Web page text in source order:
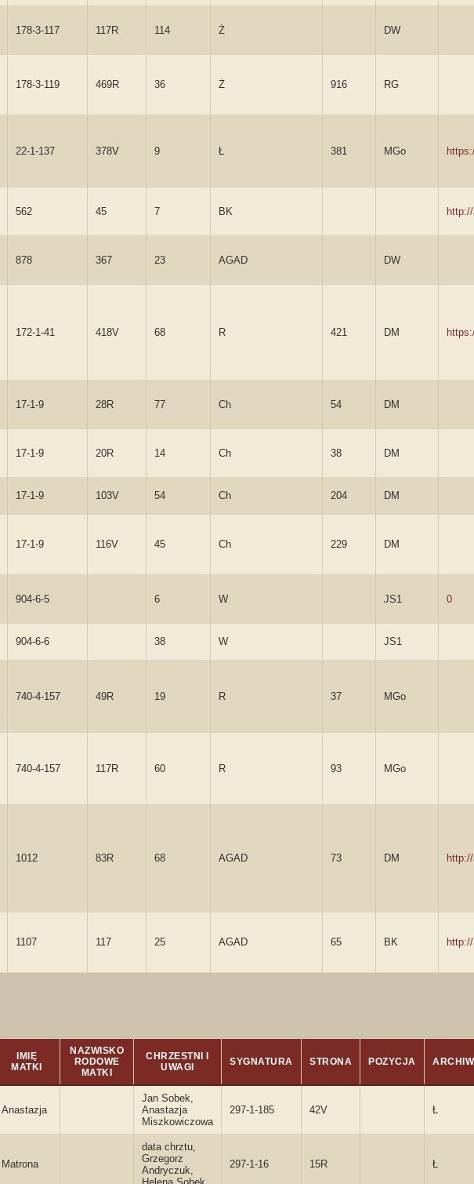
178-3-117 117R 114 Ż DW
178-3-119 469R 36 Ż 916 RG
22-1-137 378V 9 Ł 381 MGo
562 45 7 BK
878 367 23 AGAD DW
172-1-41 418V 68 R 421 DM
17-1-9 28R 77 Ch 54 DM
17-1-9 20R 14 Ch 38 DM
17-1-9 103V 54 Ch 204 DM
17-1-9 116V 45 Ch 229 DM
904-6-5 6 W JS1 0
904-6-6 38 W JS1
740-4-157 49R 19 R 37 MGo
740-4-157 117R 60 R 93 MGo
1012 83R 68 AGAD 73 DM
1107 117 25 AGAD 65 BK
IMIĘ
MATKI
NAZWISKO
RODOWE
MATKI
CHRZESTNI I
UWAGI
SYGNATURA STRONA POZYCJA
Anastazja
Jan Sobek,
Anastazja
Miszkowiczowa
297-1-185 42V Ł
Matrona
data chrztu,
Grzegorz
Andryczuk,
297-1-16 15R Ł